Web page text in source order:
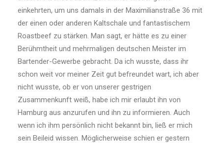
einkehrten, um uns damals in der Maximilianstraße 36 mit
der einen oder anderen Kaltschale und fantastischem
Roastbeef zu stärken. Man sagt, er hätte es zu einer
Berühmtheit und mehrmaligen deutschen Meister im
Bartender-Gewerbe gebracht. Da ich wusste, dass ihr
schon weit vor meiner Zeit gut befreundet wart, ich aber
nicht wusste, ob er von unserer gestrigen
Zusammenkunft weiß, habe ich mir erlaubt ­ihn von
Hamburg aus anzurufen und ihn zu informieren. Auch
wenn ich ihm persönlich nicht bekannt bin, ließ er mich
sein Beileid wissen. Möglicherweise schien er gestern